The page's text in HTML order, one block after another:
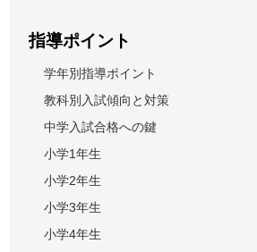
指導ポイント
学年別指導ポイント
教科別入試傾向と対策
中学入試合格への鍵
小学1年生
小学2年生
小学3年生
小学4年生